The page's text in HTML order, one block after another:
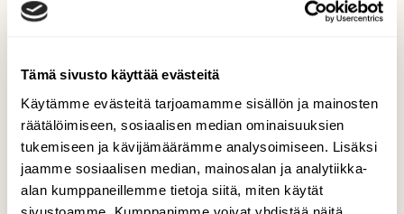
Tämä sivusto käyttää evästeitä
Käytämme evästeitä tarjoamamme sisällön ja mainosten
räätälöimiseen, sosiaalisen median ominaisuuksien
tukemiseen ja kävijämäärämme analysoimiseen. Lisäksi
jaamme sosiaalisen median, mainosalan ja analytiikka-
alan kumppaneillemme tietoja siitä, miten käytät
Eksotiikkaa